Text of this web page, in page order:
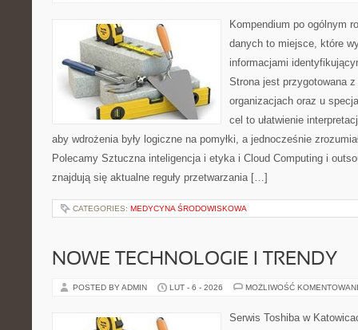
Kompendium po ogólnym
danych to miejsce, które
informacjami
Strona jest przygotowana
organizacjach oraz u
cel to ułatwienie
aby wdrożenia były logiczne na pomyłki, a jednocześnie
Polecamy Sztuczna inteligencja i etyka i Cloud Computing i
znajdują się aktualne reguły przetwarzania […]
CATEGORIES: MEDYCYNA ŚRODOWISKOWA
NOWE TECHNOLOGIE I TRENDY
POSTED BY ADMIN LUT - 6 - 2026 MOŻLIWOŚĆ
Serwis Toshiba w